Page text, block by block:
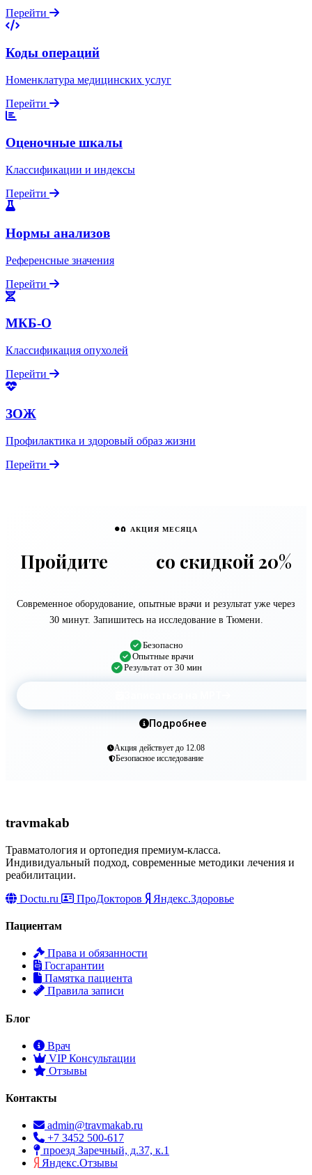
Перейти
Коды операций
Номенклатура медицинских услуг
Перейти
Оценочные шкалы
Классификации и индексы
Перейти
Нормы анализов
Референсные значения
Перейти
МКБ-О
Классификация опухолей
Перейти
ЗОЖ
Профилактика и здоровый образ жизни
Перейти
🧲 АКЦИЯ МЕСЯЦА
Пройдите со скидкой 20%
Современное оборудование, опытные врачи и результат уже через
30 минут. Запишитесь на исследование в Тюмени.
Безопасно
Опытные врачи
Результат от 30 мин
Подробнее
Акция действует до 12.08
Безопасное исследование
travmakab
Травматология и ортопедия премиум-класса.
Индивидуальный подход, современные методики лечения и
реабилитации.
Doctu.ru
ПроДокторов Яндекс.Здоровье
Пациентам
Права и обязанности
Госгарантии
Памятка пациента
Правила записи
Блог
Врач
VIP Консультации
Отзывы
Контакты
admin@travmakab.ru
+7 3452 500-617
проезд Заречный, д.37, к.1
Яндекс.Отзывы